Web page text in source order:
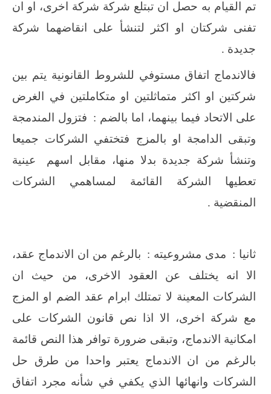
تم القيام به حصل ان تبتلع شركة شركة اخرى، او ان
تفنى شركتان او اكثر لتنشأ على انقاضهما شركة
جديدة .
فالاندماج اتفاق مستوفي للشروط القانونية يتم بين
شركتين او اكثر متماثلتين او متكاملتين في الغرض
على الاتحاد فيما بينهما، اما بالضم :
فتزول المندمجة
وتبقى الدامجة او بالمزج فتختفي الشركات جميعا
وتنشأ شركة جديدة بدلا منها، مقابل اسهم
عينية
تعطيها الشركة القائمة لمساهمي الشركات
المنقضية .
ثانيا : مدى مشروعيته :
بالرغم من ان الاندماج عقد،
الا انه يختلف عن العقود الاخرى، من حيث ان
الشركات المعينة لا تمتلك ابرام عقد الضم او المزج
مع شركة اخرى، الا اذا نص قانون الشركات على
امكانية الاندماج، وتبقى ضرورة توافر هذا النص قائمة
بالرغم من ان الاندماج يعتبر واحدا من طرق حل
الشركات وانهائها الذي يكفي في شأنه مجرد اتفاق